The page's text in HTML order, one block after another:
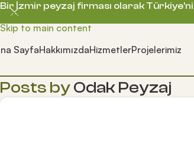
Skip to navigation
Skip to main content
SayfaHakkımızdaHizmetlerProjelerimiz
Posts byOdak Peyzaj
Bir İzmir peyzaj firması olarak